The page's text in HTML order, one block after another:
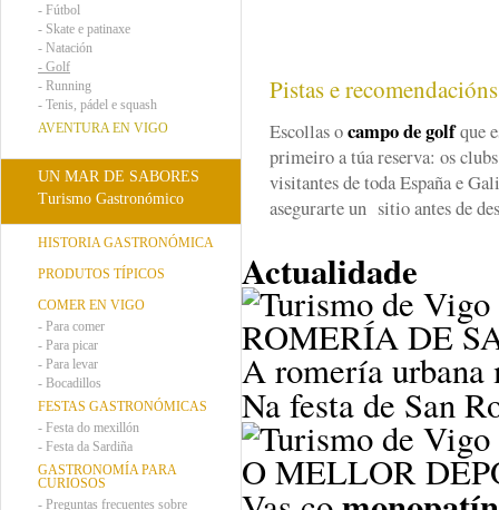
- Fútbol
- Skate e patinaxe
- Natación
- Golf
- Running
- Tenis, pádel e squash
AVENTURA EN VIGO
UN MAR DE SABORES
Turismo Gastronómico
HISTORIA GASTRONÓMICA
PRODUTOS TÍPICOS
COMER EN VIGO
- Para comer
- Para picar
- Para levar
- Bocadillos
FESTAS GASTRONÓMICAS
- Festa do mexillón
- Festa da Sardiña
GASTRONOMÍA PARA
CURIOSOS
- Preguntas frecuentes sobre
Pistas e
Escollas ocampo de golfque
primeiro a túa reserva: os
visitantes de toda España e
asegurarte un sitio antes de
Actualidade
ROMERÍA DE
A romería
Na festa de San
O MELLOR